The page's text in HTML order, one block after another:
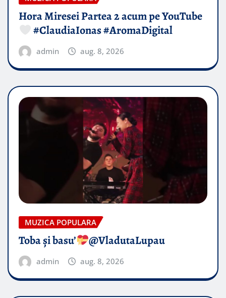
Hora Miresei Partea 2 acum pe YouTube
#ClaudiaIonas #AromaDigital
admin aug. 8, 2026
MUZICA POPULARA
Toba și basu’ @VladutaLupau
admin aug. 8, 2026